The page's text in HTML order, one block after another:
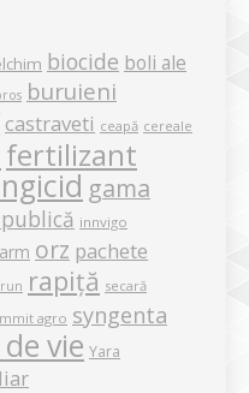
biocide boli ale
buruieni
castraveti ceapă cereale
fertilizant
gama
innvigo
orz pachete
rapiță secară
agro syngenta
vie Yara